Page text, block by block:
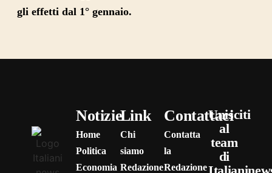
gli effetti dal 1° gennaio.
Notizie
Home
Politica
Economia
Link
Chi
siamo
Redazione
Contattaci
Contatta
la
Redazione
Unisciti
al
team
di